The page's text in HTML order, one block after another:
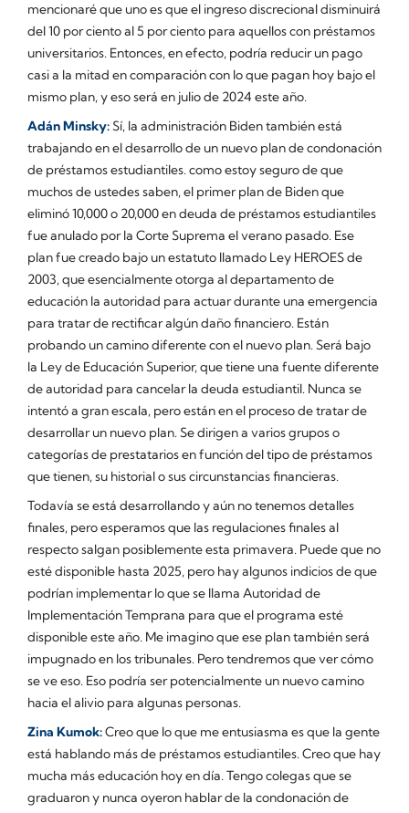
mencionaré que uno es que el ingreso discrecional disminuirá
del 10 por ciento al 5 por ciento para aquellos con préstamos
universitarios. Entonces, en efecto, podría reducir un pago
casi a la mitad en comparación con lo que pagan hoy bajo el
mismo plan, y eso será en julio de 2024 este año.
Adán Minsky:Sí, la administración Biden también está
trabajando en el desarrollo de un nuevo plan de condonación
de préstamos estudiantiles. como estoy seguro de que
muchos de ustedes saben, el primer plan de Biden que
eliminó 10,000 o 20,000 en deuda de préstamos estudiantiles
fue anulado por la Corte Suprema el verano pasado. Ese
plan fue creado bajo un estatuto llamado Ley HEROES de
2003, que esencialmente otorga al departamento de
educación la autoridad para actuar durante una emergencia
para tratar de rectificar algún daño financiero. Están
probando un camino diferente con el nuevo plan. Será bajo
la Ley de Educación Superior, que tiene una fuente diferente
de autoridad para cancelar la deuda estudiantil. Nunca se
intentó a gran escala, pero están en el proceso de tratar de
desarrollar un nuevo plan. Se dirigen a varios grupos o
categorías de prestatarios en función del tipo de préstamos
que tienen, su historial o sus circunstancias financieras.
Todavía se está desarrollando y aún no tenemos detalles
finales, pero esperamos que las regulaciones finales al
respecto salgan posiblemente esta primavera. Puede que no
esté disponible hasta 2025, pero hay algunos indicios de que
podrían implementar lo que se llama Autoridad de
Implementación Temprana para que el programa esté
disponible este año. Me imagino que ese plan también será
impugnado en los tribunales. Pero tendremos que ver cómo
se ve eso. Eso podría ser potencialmente un nuevo camino
hacia el alivio para algunas personas.
Zina Kumok:Creo que lo que me entusiasma es que la gente
está hablando más de préstamos estudiantiles. Creo que hay
mucha más educación hoy en día. Tengo colegas que se
graduaron y nunca oyeron hablar de la condonación de